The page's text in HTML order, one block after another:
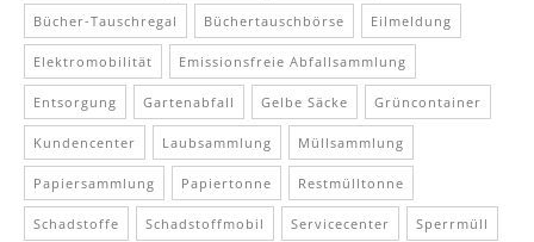
Bücher-Tauschregal Büchertauschbörse Eilmeldung
Elektromobilität Emissionsfreie Abfallsammlung
Entsorgung Gartenabfall Gelbe Säcke Grüncontainer
Kundencenter Laubsammlung Müllsammlung
Papiersammlung Papiertonne Restmülltonne
Schadstoffe Schadstoffmobil Servicecenter Sperrmüll